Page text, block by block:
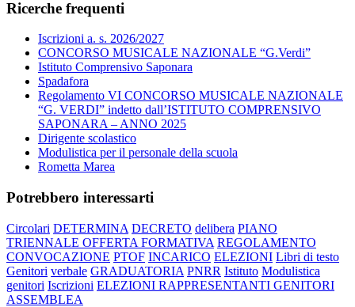
Ricerche frequenti
Iscrizioni a. s. 2026/2027
CONCORSO MUSICALE NAZIONALE “G.Verdi”
Istituto Comprensivo Saponara
Spadafora
Regolamento VI CONCORSO MUSICALE NAZIONALE
“G. VERDI” indetto dall’ISTITUTO COMPRENSIVO
SAPONARA – ANNO 2025
Dirigente scolastico
Modulistica per il personale della scuola
Rometta Marea
Potrebbero interessarti
Circolari DETERMINA DECRETO delibera PIANO
TRIENNALE OFFERTA FORMATIVA REGOLAMENTO
CONVOCAZIONE PTOF INCARICO ELEZIONI Libri di testo
Genitori verbale GRADUATORIA PNRR Istituto Modulistica
genitori Iscrizioni ELEZIONI RAPPRESENTANTI GENITORI
ASSEMBLEA